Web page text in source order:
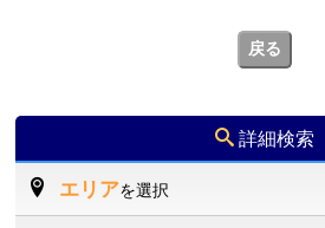
戻る
詳細検索
エリアを選択